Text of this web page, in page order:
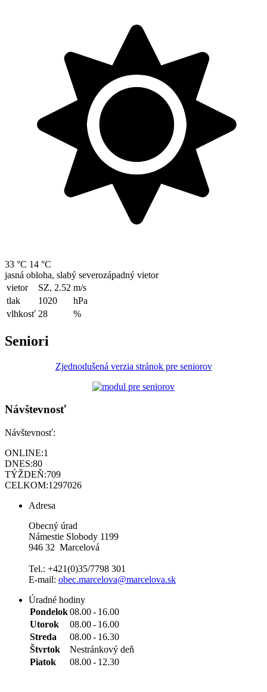
33 °C 14 °C
jasná obloha, slabý severozápadný vietor
vietor
SZ, 2.52 m/s
tlak
1020
hPa
vlhkosť 28 %
Seniori
Zjednodušená verzia stránok pre seniorov
Návštevnosť
Návštevnosť:
ONLINE:1
DNES:80
TÝŽDEŇ:709
CELKOM:1297026
Adresa
Obecný úrad
Námestie Slobody 1199
946 32 Marcelová
Tel.: +421(0)35/7798 301
E-mail: obec.marcelova@marcelova.sk
Úradné hodiny
Pondelok08.00- 16.00
Utorok
08.00- 16.00
Streda
08.00- 16.30
Štvrtok
Nestránkový deň
Piatok
08.00- 12.30